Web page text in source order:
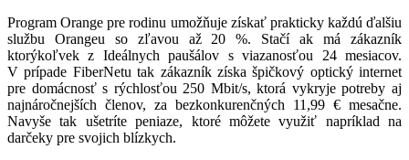
Program Orange pre rodinu umožňuje získať prakticky každú ďalšiu
službu Orangeu so zľavou až 20 %. Stačí ak má zákazník
ktorýkoľvek z Ideálnych paušálov s viazanosťou 24 mesiacov.
V prípade FiberNetu tak zákazník získa špičkový optický internet
pre domácnosť s rýchlosťou 250 Mbit/s, ktorá vykryje potreby aj
najnáročnejších členov, za bezkonkurenčných 11,99 € mesačne.
Navyše tak ušetríte peniaze, ktoré môžete využiť napríklad na
darčeky pre svojich blízkych.